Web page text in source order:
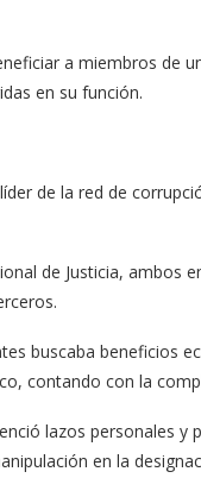
a miembros de
en su función.
de la red de
de Justicia, ambos
buscaba beneficios
contando con la
lazos personales
en la